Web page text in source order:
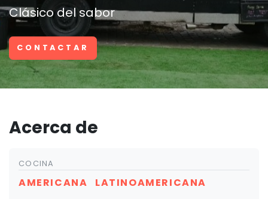
Clásico del sabor
CONTACTAR
Acerca de
COCINA
AMERICANA LATINOAMERICANA